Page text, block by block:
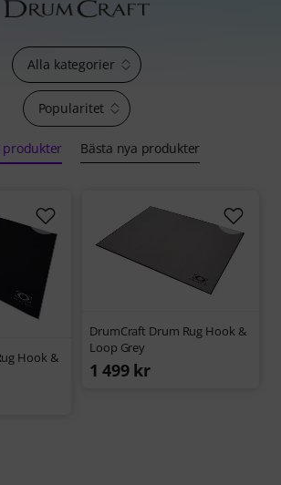
Popularitet
Alla kategorier
produkter Bästa nya produkter
Hook &
DrumCraft Drum Rug Hook &
Loop Grey
1 499 kr